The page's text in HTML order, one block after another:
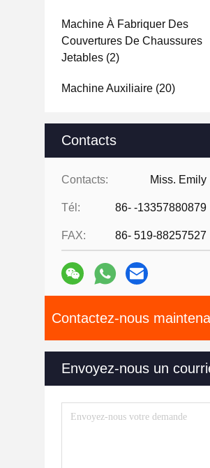
Machine À Fabriquer Des
Couvertures De Chaussures
Jetables (2)
Machine Auxiliaire (20)
Contacts
Contacts: Miss. Emily
Tél: 86- -13357880879
FAX: 86- 519-88257527
Contactez-nous
Envoyez-nous un